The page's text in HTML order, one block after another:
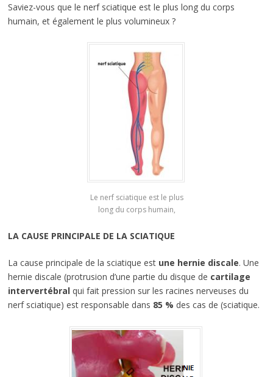
Saviez-vous que le nerf sciatique est le plus long du corps
humain, et également le plus volumineux ?
Le nerf sciatique est le plus
long du corps humain,
LA CAUSE PRINCIPALE DE LA SCIATIQUE
La cause principale de la sciatique est une hernie discale. Une
hernie discale (protrusion d’une partie du disque de cartilage
intervertébralqui fait pression sur les racines nerveuses du
nerf sciatique) est responsable dans 85 % des cas de (sciatique.